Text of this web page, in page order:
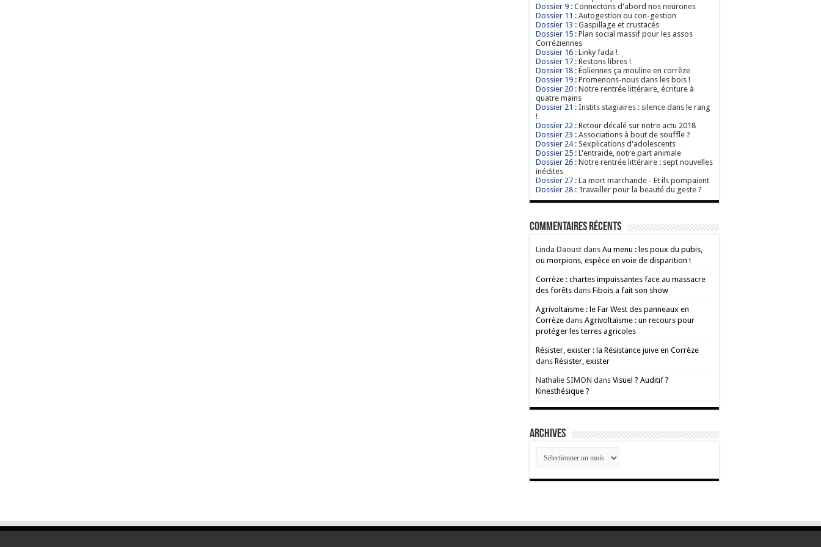
Dossier 9 : Connectons d'abord nos neurones
Dossier 11 : Autogestion ou con-gestion
Dossier 13 : Gaspillage et crustacés
Dossier 15 : Plan social massif pour les assos
Corréziennes
Dossier 16 : Linky fada !
Dossier 17 : Restons libres !
Dossier 18 : Éoliennes ça mouline en corrèze
Dossier 19 : Promenons-nous dans les bois !
Dossier 20 : Notre rentrée littéraire, écriture à
quatre mains
Dossier 21 : Instits stagiaires : silence dans le rang
!
Dossier 22 : Retour décalé sur notre actu 2018
Dossier 23 : Associations à bout de souffle ?
Dossier 24: Sexplications d'adolescents
Dossier 25 : L'entraide, notre part animale
Dossier 26 : Notre rentrée littéraire : sept nouvelles
inédites
Dossier 27 : La mort marchande - Et ils pompaient
Dossier 28 : Travailler pour la beauté du geste ?
Commentaires récents
Linda Daoust dans Au menu : les poux du pubis,
ou morpions, espèce en voie de disparition !
Corrèze : chartes impuissantes face au massacre
des forêts dans Fibois a fait son show
Agrivoltaïsme : le Far West des panneaux en
Corrèze dans Agrivoltaïsme : un recours pour
protéger les terres agricoles
Résister, exister : la Résistance juive en Corrèze
dans Résister, exister
Nathalie SIMON dans Visuel ? Auditif ?
Kinesthésique ?
ARCHIVES
ARCHIVES